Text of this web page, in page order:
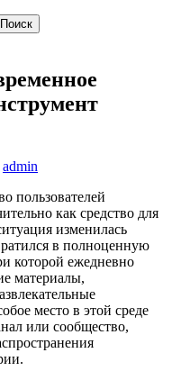
admin
пользователей
как средство для
изменилась
в полноценную
которой ежедневно
материалы,
место в этой среде
или сообщество,